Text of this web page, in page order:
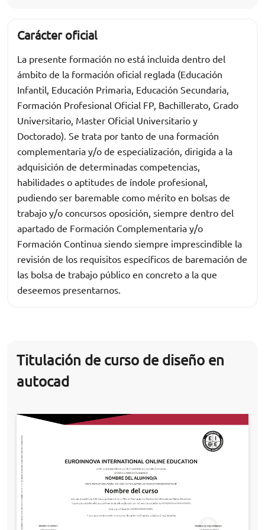
Carácter oficial
La presente formación no está incluida dentro del
ámbito de la formación oficial reglada (Educación
Infantil, Educación Primaria, Educación Secundaria,
Formación Profesional Oficial FP, Bachillerato, Grado
Universitario, Master Oficial Universitario y
Doctorado). Se trata por tanto de una formación
complementaria y/o de especialización, dirigida a la
adquisición de determinadas competencias,
habilidades o aptitudes de índole profesional,
pudiendo ser baremable como mérito en bolsas de
trabajo y/o concursos oposición, siempre dentro del
apartado de Formación Complementaria y/o
Formación Continua siendo siempre imprescindible la
revisión de los requisitos específicos de baremación de
las bolsa de trabajo público en concreto a la que
deseemos presentarnos.
Titulación de curso de diseño en
autocad